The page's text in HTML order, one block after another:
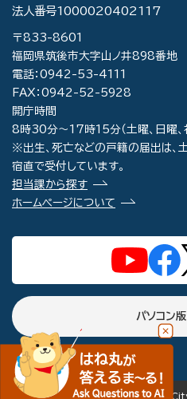
法人番号1000020402117
〒833-8601
福岡県筑後市大字山ノ井898番地
電話：0942-53-4111
FAX：0942-52-5928
開庁時間
8時30分～17時15分（土曜、日曜、
※出生、死亡などの戸籍の届出は、
宿直で受付しています。
担当課から探す
ホームページについて
パソコン
copyright(c) Chikugo